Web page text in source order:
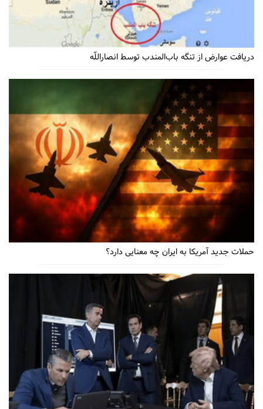
دریافت عوارض از تنگه باب‌المندب توسط انصاراللّه
حملات جدید آمریکا به ایران چه معنایی دارد؟